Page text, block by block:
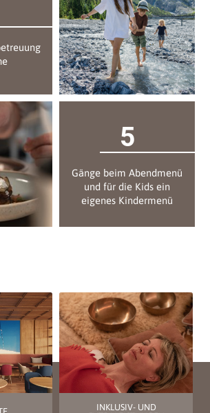
5
Gänge beim Abendmenü
und für die Kids ein
eigenes Kindermenü
INKLUSIV- UND